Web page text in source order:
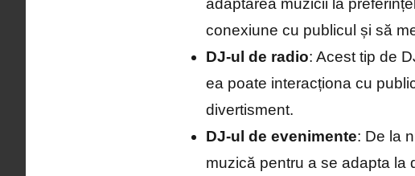
conexiune cu publicul și să
DJ-ul de radio: Acest tip de
ea poate interacționa cu
divertisment.
DJ-ul de evenimente: De la
muzică pentru a se adapta la